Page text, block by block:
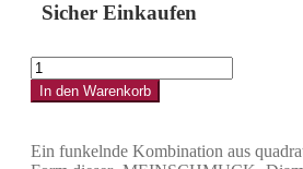
Sicher Einkaufen
In den Warenkorb
Ein funkelnde Kombination aus